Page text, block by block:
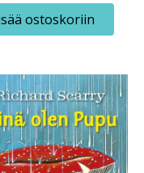
ostoskoriin